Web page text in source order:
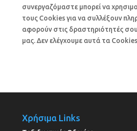
συνεργαζόμαστε μπορεί να
τους Cookies για να συλλέξουν
αφορούν στις δραστηριότητές
μας. Δεν ελέγχουμε αυτά τα
Χρήσιμα Links